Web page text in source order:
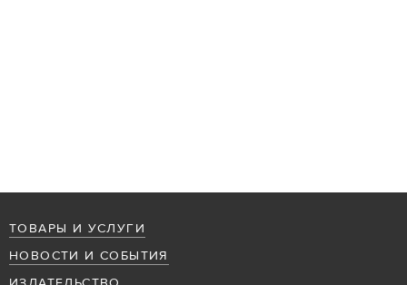
ТОВАРЫ И УСЛУГИ
НОВОСТИ И СОБЫТИЯ